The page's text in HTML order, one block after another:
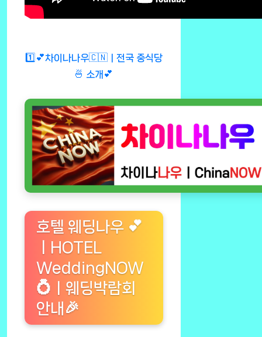
1️⃣💕차이나나우🇨🇳ㅣ전국 중식당
🍜 소개💕
호텔 웨딩나우 💕
ㅣHOTEL
WeddingNOW
💍ㅣ웨딩박람회
안내🎉